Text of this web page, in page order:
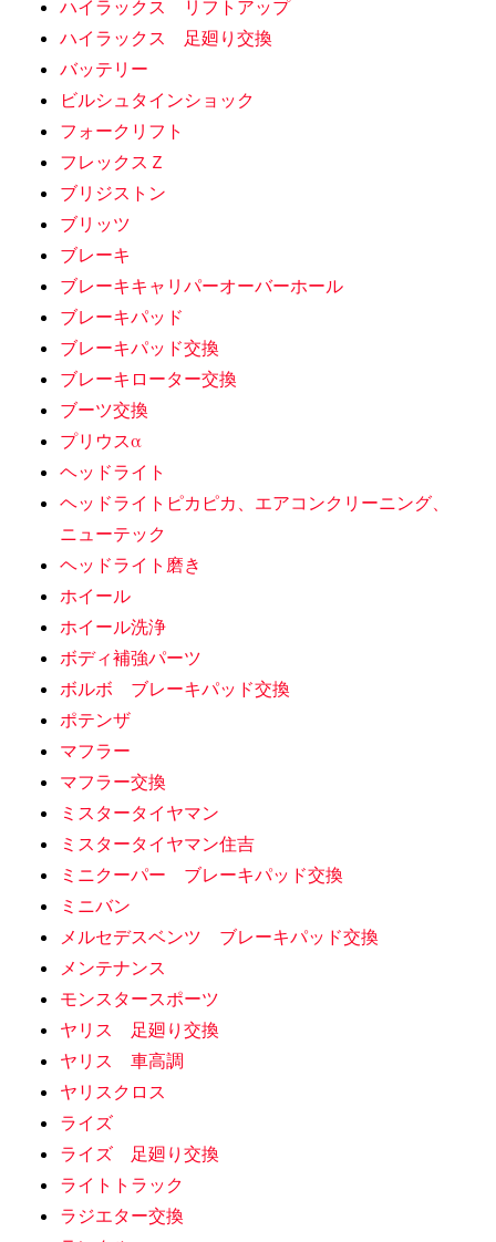
ハイラックス リフトアップ
ハイラックス 足廻り交換
バッテリー
ビルシュタインショック
フォークリフト
フレックスＺ
ブリジストン
ブリッツ
ブレーキ
ブレーキキャリパーオーバーホール
ブレーキパッド
ブレーキパッド交換
ブレーキローター交換
ブーツ交換
プリウスα
ヘッドライト
ヘッドライトピカピカ、エアコンクリーニング、
ニューテック
ヘッドライト磨き
ホイール
ホイール洗浄
ボディ補強パーツ
ボルボ ブレーキパッド交換
ポテンザ
マフラー
マフラー交換
ミスタータイヤマン
ミスタータイヤマン住吉
ミニクーパー ブレーキパッド交換
ミニバン
メルセデスベンツ ブレーキパッド交換
メンテナンス
モンスタースポーツ
ヤリス 足廻り交換
ヤリス 車高調
ヤリスクロス
ライズ
ライズ 足廻り交換
ライトトラック
ラジエター交換